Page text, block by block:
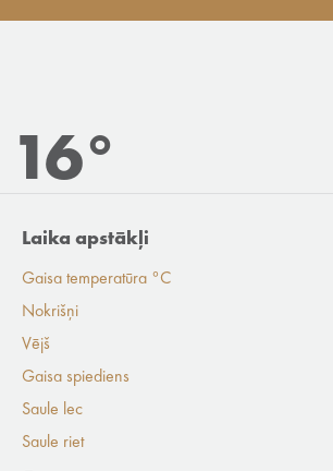
16°
Laika apstākļi
Gaisa temperatūra °C
Nokrišņi
Vējš
Gaisa spiediens
Saule lec
Saule riet